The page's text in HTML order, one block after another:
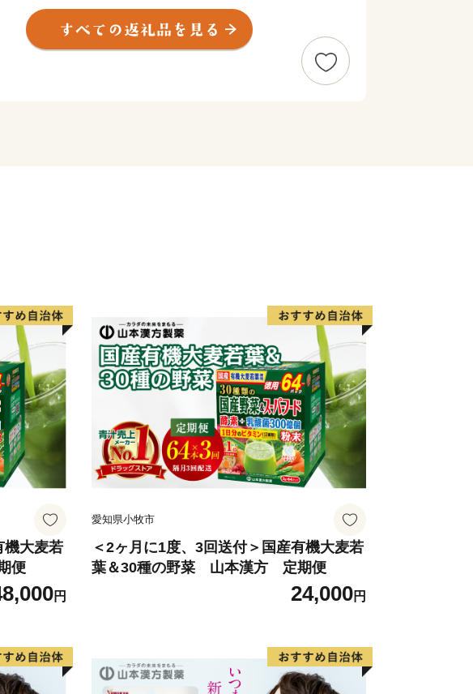
機大麦若
便
円
愛知県小牧市
＜2ヶ月に1度、3回送付＞国産有機大麦若
葉＆30種の野菜 山本漢方 定期便
24,000円